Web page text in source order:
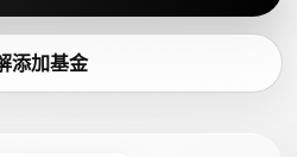
添加基金